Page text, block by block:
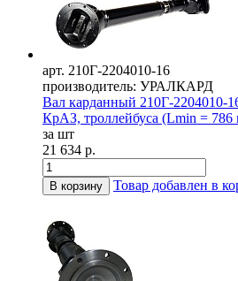
арт. 210Г-2204010-16
производитель: УРАЛКАРД
Вал карданный 210Г-2204010-
КрАЗ, троллейбуса (Lmin =
за шт
21 634 р.
В корзину Товар добавлен в